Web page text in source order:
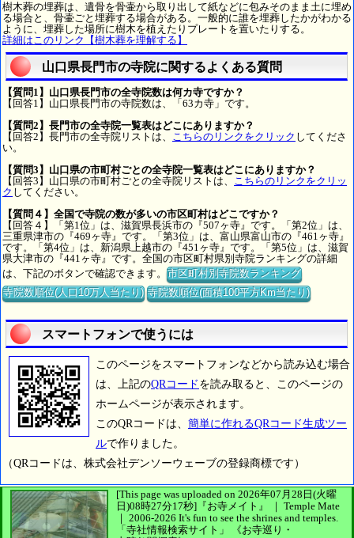
樹木葬の埋葬は、遺骨を骨壷から取り出して紙などに包みそのまま土に埋め
る場合と、骨壷ごと埋葬する場合がある。一般的に誰を埋葬したかがわかる
ように、埋葬した場所に樹木を植えたりプレートを置いたりする。
詳細はこのリンク【樹木葬を理解する】
山口県長門市の寺院に関するよくある質問
【質問1】山口県長門市の全寺院数は何カ寺ですか？
【回答1】山口県長門市の寺院数は、「63カ寺」です。
【質問2】長門市の全寺院一覧表はどこにありますか？
【回答2】長門市の全寺院リストは、 こちらのリンクをクリック してくださ
い。
【質問3】山口県の市町村ごとの全寺院一覧表はどこにありますか？
【回答3】山口県の市町村ごとの全寺院リストは、 こちらのリンクをクリッ
ク してください。
【質問４】全国で寺院の数が多いの市区町村はどこですか？
【回答４】「第1位」は、滋賀県長浜市の『507ヶ寺』です。「第2位」は、
三重県津市の『469ヶ寺』です。「第3位」は、富山県富山市の『461ヶ寺』
です。「第4位」は、新潟県上越市の『451ヶ寺』です。「第5位」は、滋賀
県大津市の『441ヶ寺』です。全国の市区町村県別寺院ランキングの詳細
は、下記のボタンで確認できます。市区町村別寺院数ランキング
寺院数順位(人口10万人当たり) 寺院数順位(面積100平方Km当たり)
スマートフォンで使うには
このページをスマートフォンなどから読み込む場合
は、上記のQRコード を読み取ると、このページの
ホームページが表示されます。
このQRコードは、 簡単に作れるQRコード生成ツー
ルで作りました。
（QRコードは、株式会社デンソーウェーブの登録商標です）
[This page was uploaded on 2026年07月28日(火曜
日)08時27分17秒] 『お寺メイト』 ｜ Temple Mate
｜ 2006-2026 It's fun to see the shrines and temples.
「寺社情報検索サイト」
《お寺巡り・